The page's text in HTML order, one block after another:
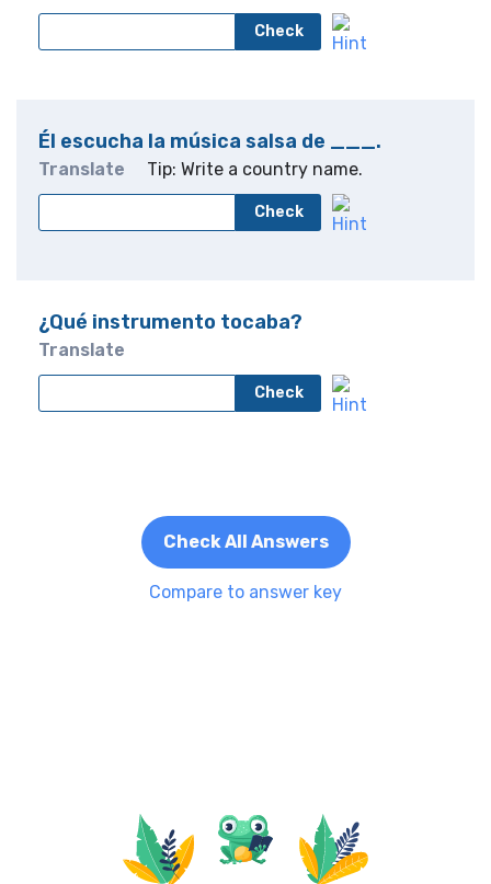
Check
Él escucha la música salsa de ___.
Translate Tip: Write a country name.
Check
¿Qué instrumento tocaba?
Translate
Check
Check All Answers
Compare to answer key